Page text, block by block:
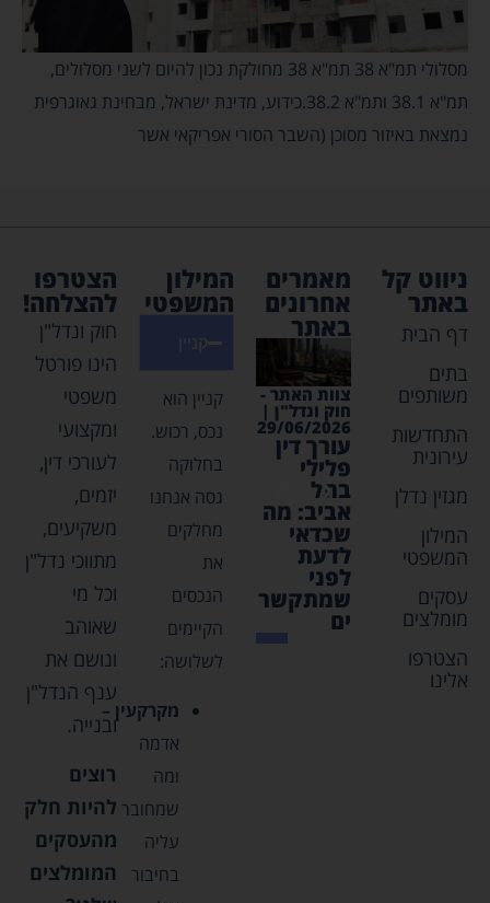
מסלולי תמ"א 38 תמ"א 38 מחולקת נכון להיום לשני מסלולים,
תמ"א 38.1 ותמ"א 38.2.כידוע, מדינת ישראל, מבחינת גאוגרפית
נמצאת באיזור מסוכן (השבר הסורי אפריקאי אשר
ניווט קל
באתר
דף הבית
בתים
משותפים
התחדשות
עירונית
מגזין נדלן
המילון
המשפטי
עסקים
מומלצים
הצטרפו
אלינו
מאמרים
אחרונים
באתר
צוות האתר -
חוק ונדל"ן |
29/06/2026
עורך דין
פלילי
בתל
אביב: מה
שכדאי
לדעת
לפני
שמתקשר
ים
צוות האתר -
חוק ונדל"ן |
03/05/2026
נדלן
בקפריסין
– חוקים
ותובנות
שכל
משקיע
צריך
לדעת
צוות האתר -
חוק ונדל"ן |
30/04/2026
איתור
ירושה
צוות
2026
נדל"ן
המילון
המשפטי
קניין
קניין הוא
נכס, רכוש.
בחלוקה
גסה אנחנו
מחלקים
את
הנכסים
הקיימים
לשלושה:
מקרקעין –
אדמה
ומה
שמחובר
עליה
בחיבור
הצטרפו
להצלחה!
חוק ונדל"ן
הינו פורטל
משפטי
ומקצועי
לעורכי דין,
יזמים,
משקיעים,
מתווכי נדל"ן
וכל מי
שאוהב
ונושם את
ענף הנדל"ן
ובנייה.
רוצים
להיות חלק
מהעסקים
המומלצים